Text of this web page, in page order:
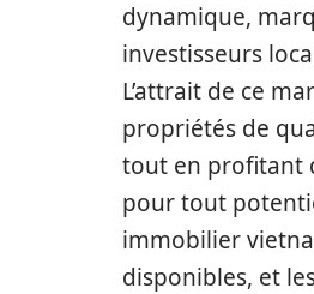
dynamique,
investisseurs
L’attrait de ce
propriétés de
tout en profitant
pour tout
immobilier
disponibles, et